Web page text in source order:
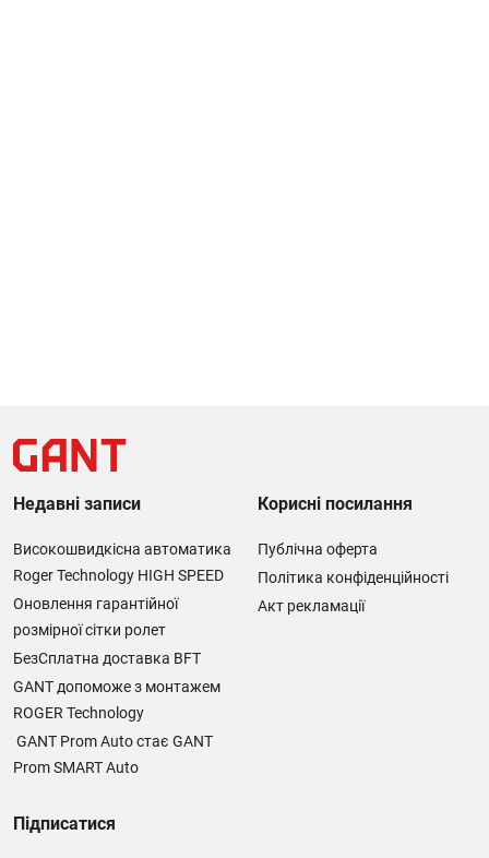
Недавні записи
Високошвидкісна автоматика
Roger Technology HIGH SPEED
Оновлення гарантійної
розмірної сітки ролет
БезСплатна доставка BFT
GANT допоможе з монтажем
ROGER Technology
GANT Prom Auto стає GANT
Prom SMART Auto
Корисні посилання
Публічна оферта
Політика конфіденційності
Акт рекламації
Підписатися